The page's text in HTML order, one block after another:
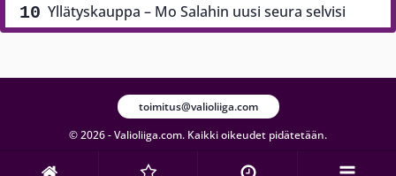
Yllätyskauppa – Mo Salahin uusi seura selvisi
© 2026 - Valioliiga.com. Kaikki oikeudet pidätetään.
toimitus@valioliiga.com